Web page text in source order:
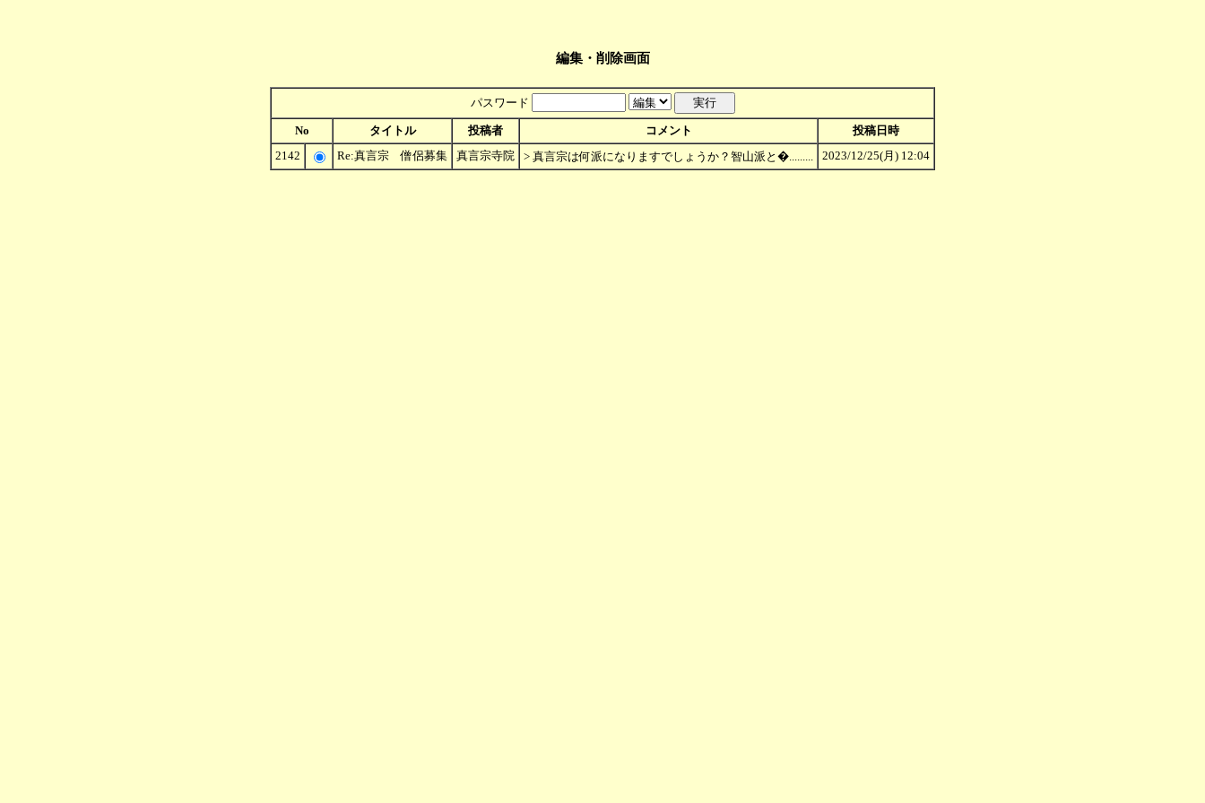
編集・削除画面
パスワード
No タイトル 投稿者 コメント
投稿日時
2142
Re:真言宗 僧侶募集 真言宗寺院 > 真言宗は何派になりますでしょうか？智山派と�......... 2023/12/25(月) 12:04